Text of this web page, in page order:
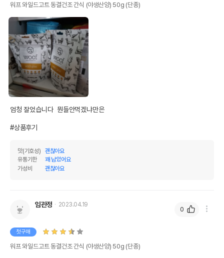
워프 와일드고트 동결건조 간식 (야생산양) 50g (단종)
엄청 잘었습니다  뭔들안먹겠냐만은
#상품후기
맛(기호성)
괜찮아요
유통기한
꽤 남았어요
가성비
괜찮아요
임관정 2023.04.19
첫구매
워프 와일드고트 동결건조 간식 (야생산양) 50g (단종)
0